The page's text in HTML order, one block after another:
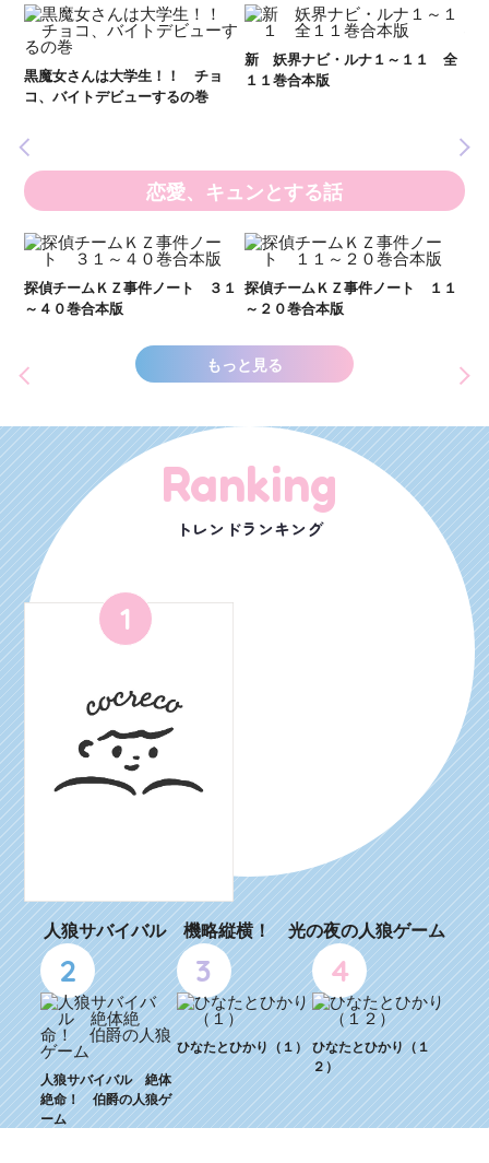
黒魔女さんは大学生！！ チョ
コ、バイトデビューするの巻
新 妖界ナビ・ルナ１～１１ 全
１１巻合本版
恋愛、キュンとする話
探偵チームＫＺ事件ノート ３１
～４０巻合本版
探偵チームＫＺ事件ノート １１
～２０巻合本版
もっと見る
Ranking
トレンドランキング
1
人狼サバイバル 機略縦横！ 光の夜の人狼ゲーム
2
人狼サバイバル 絶体
絶命！ 伯爵の人狼ゲ
ーム
3
ひなたとひかり（１）
4
ひなたとひかり（１
２）